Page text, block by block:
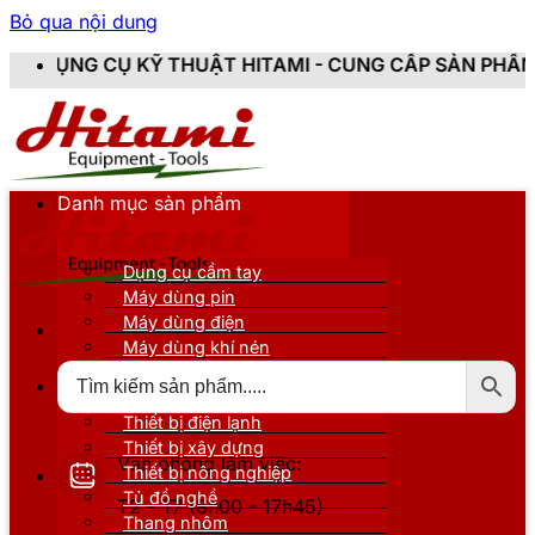
Bỏ qua nội dung
THUẬT HITAMI - CUNG CẤP SẢN PHẨM CHÍNH
Văn phòng làm việc:
T2 - T7 (8h00 - 17h45)
Danh mục sản phẩm
Dụng cụ cầm tay
Máy dùng pin
Máy dùng điện
Máy dùng khí nén
Thiết bị nâng đỡ
Thiết bị điện lạnh
Thiết bị xây dựng
Thiết bị nông nghiệp
Tủ đồ nghề
Thang nhôm